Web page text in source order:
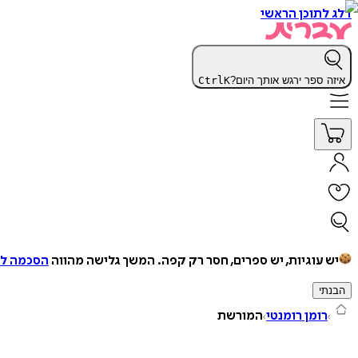
דלג לתוכן הראשי
איזה ספר ירגש אותך היום? CtrlK
יש עוגיות, יש ספרים, חסר רק קפה. המשך גלישה מהווה הסכמה
הבנתי
רומן רומנטי המורשת